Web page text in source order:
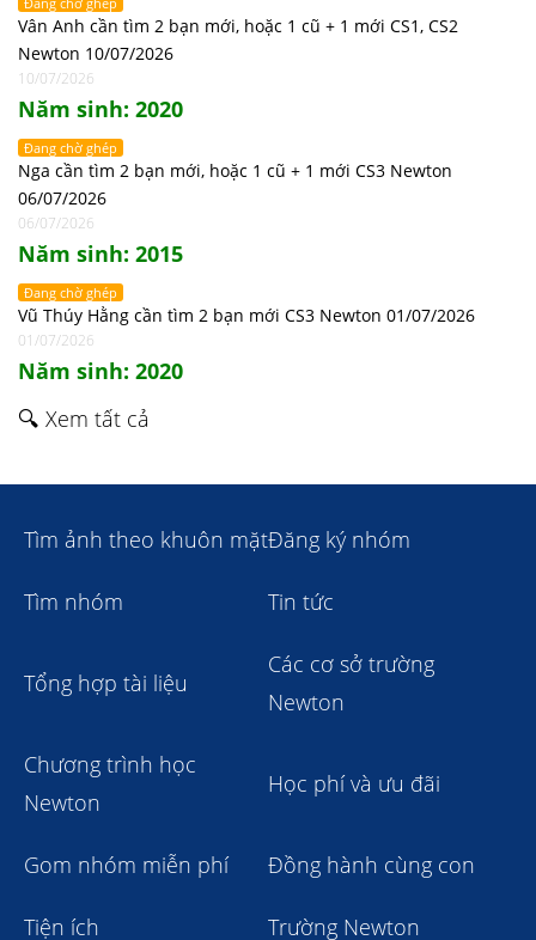
Vân Anh cần tìm 2 bạn mới, hoặc 1 cũ + 1 mới CS1, CS2
Newton 10/07/2026
10/07/2026
Năm sinh: 2020
Đang chờ ghép
Nga cần tìm 2 bạn mới, hoặc 1 cũ + 1 mới CS3 Newton
06/07/2026
06/07/2026
Năm sinh: 2015
Đang chờ ghép
Vũ Thúy Hằng cần tìm 2 bạn mới CS3 Newton 01/07/2026
01/07/2026
Năm sinh: 2020
🔍 Xem tất cả
Tìm ảnh theo khuôn mặtĐăng ký nhóm
Tìm nhóm Tin tức
Tổng hợp tài liệu
Các cơ sở trường
Newton
Chương trình học
Newton
Học phí và ưu đãi
Gom nhóm miễn phí Đồng hành cùng con
Tiện ích Trường Newton